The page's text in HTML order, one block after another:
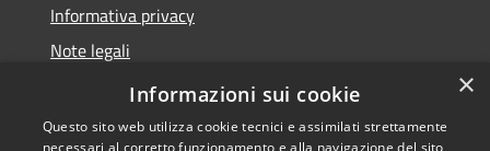
Informativa privacy
Note legali
Dichiarazione di accessibilità
×
Informazioni sui cookie
Questo sito web utilizza cookie tecnici e assimilati strettamente
necessari al corretto funzionamento e alla navigazione del sito,